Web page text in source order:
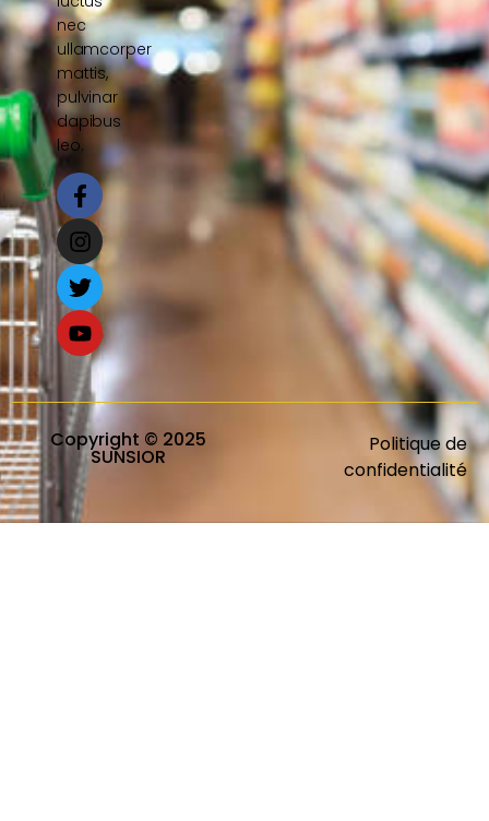
nec
ullamcorper
mattis,
pulvinar
dapibus
leo.
Copyright © 2025
SUNSIOR
Politique de
confidentialité